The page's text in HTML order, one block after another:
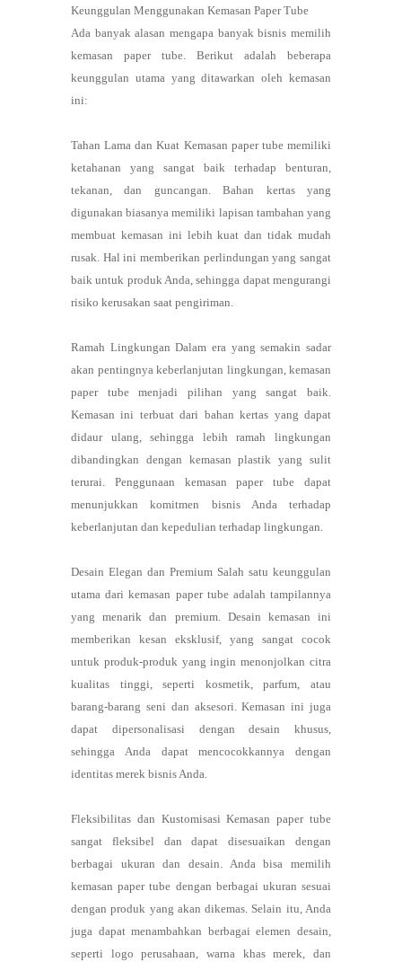
Keunggulan Menggunakan Kemasan Paper Tube
Ada banyak alasan mengapa banyak bisnis memilih
kemasan paper tube. Berikut adalah beberapa
keunggulan utama yang ditawarkan oleh kemasan
ini:
Tahan Lama dan Kuat Kemasan paper tube memiliki
ketahanan yang sangat baik terhadap benturan,
tekanan, dan guncangan. Bahan kertas yang
digunakan biasanya memiliki lapisan tambahan yang
membuat kemasan ini lebih kuat dan tidak mudah
rusak. Hal ini memberikan perlindungan yang sangat
baik untuk produk Anda, sehingga dapat mengurangi
risiko kerusakan saat pengiriman.
Ramah Lingkungan Dalam era yang semakin sadar
akan pentingnya keberlanjutan lingkungan, kemasan
paper tube menjadi pilihan yang sangat baik.
Kemasan ini terbuat dari bahan kertas yang dapat
didaur ulang, sehingga lebih ramah lingkungan
dibandingkan dengan kemasan plastik yang sulit
terurai. Penggunaan kemasan paper tube dapat
menunjukkan komitmen bisnis Anda terhadap
keberlanjutan dan kepedulian terhadap lingkungan.
Desain Elegan dan Premium Salah satu keunggulan
utama dari kemasan paper tube adalah tampilannya
yang menarik dan premium. Desain kemasan ini
memberikan kesan eksklusif, yang sangat cocok
untuk produk-produk yang ingin menonjolkan citra
kualitas tinggi, seperti kosmetik, parfum, atau
barang-barang seni dan aksesori. Kemasan ini juga
dapat dipersonalisasi dengan desain khusus,
sehingga Anda dapat mencocokkannya dengan
identitas merek bisnis Anda.
Fleksibilitas dan Kustomisasi Kemasan paper tube
sangat fleksibel dan dapat disesuaikan dengan
berbagai ukuran dan desain. Anda bisa memilih
kemasan paper tube dengan berbagai ukuran sesuai
dengan produk yang akan dikemas. Selain itu, Anda
juga dapat menambahkan berbagai elemen desain,
seperti logo perusahaan, warna khas merek, dan